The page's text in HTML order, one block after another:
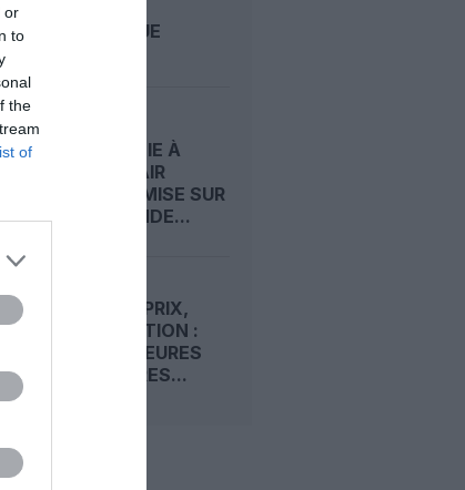
or
to
the
of
TECHNIQUE
COMPAGNIE À
RENNES, AIR
CORSICA MISE SUR
LA DEMANDE...
QUALITÉ, PRIX,
SATISFACTION :
LES MEILLEURES
ET LES PIRES...